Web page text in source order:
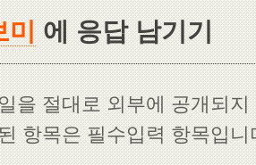
에 응답 남기기
을 절대로 외부에 공개되
항목은 필수입력 항목입니